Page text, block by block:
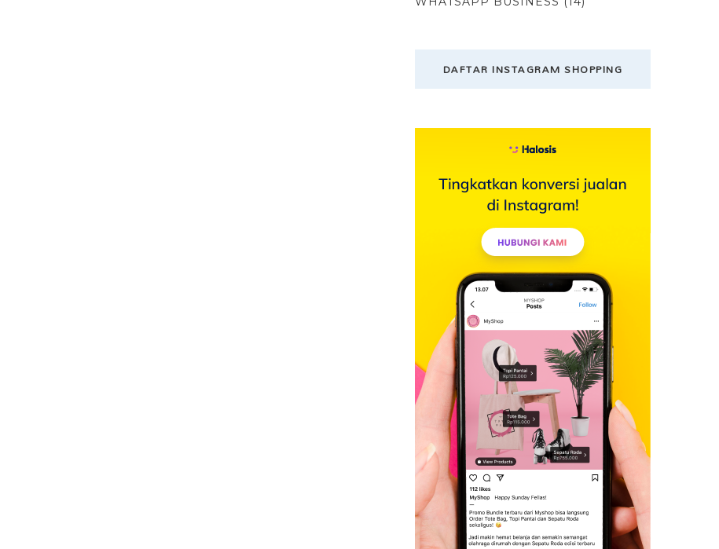
DAFTAR INSTAGRAM SHOPPING